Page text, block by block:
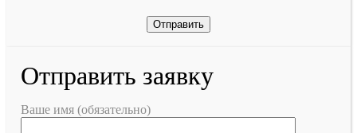
Отправить заявку
Ваше имя (обязательно)